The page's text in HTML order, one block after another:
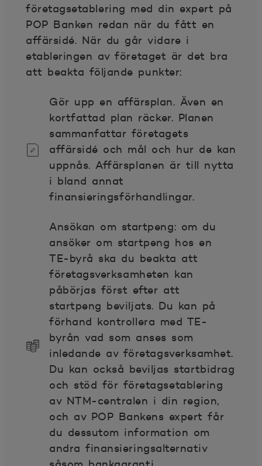
företagsetablering med din expert på
POP Banken redan när du fått en
affärsidé. När du går vidare i
etableringen av företaget är det bra
att beakta följande punkter:
Gör upp en affärsplan. Även en
kortfattad plan räcker. Planen
sammanfattar företagets
affärsidé och mål och hur de kan
uppnås. Affärsplanen är till nytta
i bland annat
finansieringsförhandlingar.
Ansökan om startpeng: om du
ansöker om startpeng hos en
TE-byrå ska du beakta att
företagsverksamheten kan
påbörjas först efter att
startpeng beviljats. Du kan på
förhand kontrollera med TE-
byrån vad som anses som
inledande av företagsverksamhet.
Du kan också beviljas startbidrag
och stöd för företagsetablering
av NTM-centralen i din region,
och av POP Bankens expert får
du dessutom information om
andra finansieringsalternativ